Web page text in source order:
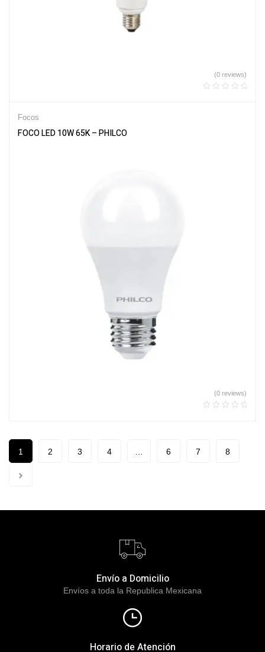
(0 reviews)
Focos
FOCO LED 10W 65K – PHILCO
(0 reviews)
1 2 3 4 6 7 8
Envío a Domicilio
Envíos a toda la Republica Mexicana
Horario de Atención